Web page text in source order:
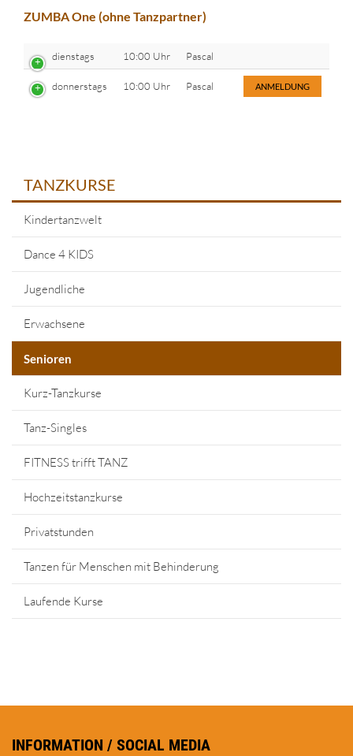
ZUMBA One (ohne Tanzpartner)
dienstags 10:00 Uhr Pascal
donnerstags 10:00 Uhr Pascal ANMELDUNG
TANZKURSE
Kindertanzwelt
Dance 4 KIDS
Jugendliche
Erwachsene
Senioren
Kurz-Tanzkurse
Tanz-Singles
FITNESS trifft TANZ
Hochzeitstanzkurse
Privatstunden
Tanzen für Menschen mit Behinderung
Laufende Kurse
INFORMATION / SOCIAL MEDIA